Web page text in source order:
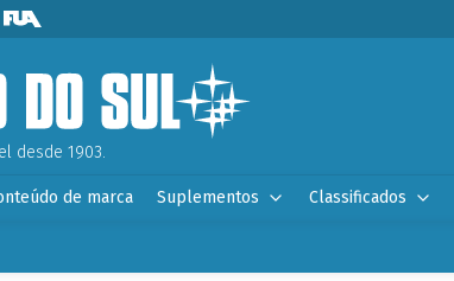
desde 1903.
de marca Suplementos Classificados